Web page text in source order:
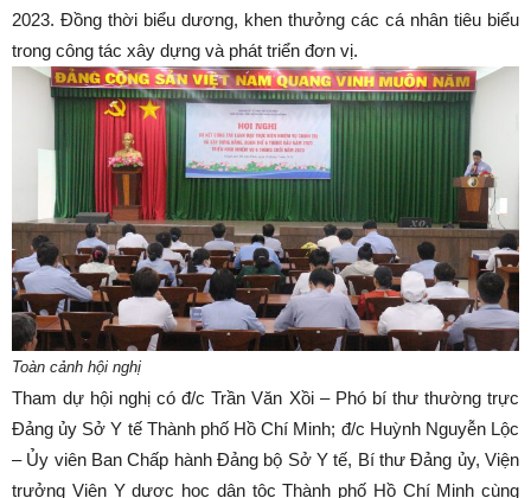
2023. Đồng thời biểu dương, khen thưởng các cá nhân tiêu biểu
trong công tác xây dựng và phát triển đơn vị.
Toàn cảnh hội nghị
Tham dự hội nghị có đ/c Trần Văn Xồi – Phó bí thư thường trực
Đảng ủy Sở Y tế Thành phố Hồ Chí Minh; đ/c Huỳnh Nguyễn Lộc
– Ủy viên Ban Chấp hành Đảng bộ Sở Y tế, Bí thư Đảng ủy, Viện
trưởng Viện Y dược học dân tộc Thành phố Hồ Chí Minh cùng